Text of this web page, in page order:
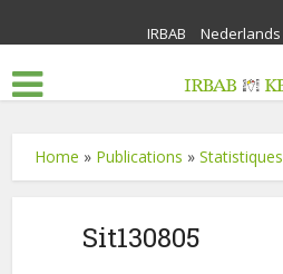
IRBAB Nederlands
Home » Publications »Statistiques
Sit130805